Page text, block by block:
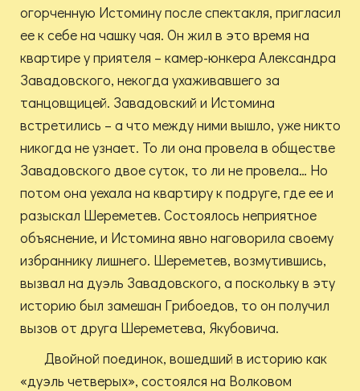
огорченную Истомину после спектакля, пригласил
ее к себе на чашку чая. Он жил в это время на
квартире у приятеля – камер-юнкера Александра
Завадовского, некогда ухаживавшего за
танцовщицей. Завадовский и Истомина
встретились – а что между ними вышло, уже никто
никогда не узнает. То ли она провела в обществе
Завадовского двое суток, то ли не провела… Но
потом она уехала на квартиру к подруге, где ее и
разыскал Шереметев. Состоялось неприятное
объяснение, и Истомина явно наговорила своему
избраннику лишнего. Шереметев, возмутившись,
вызвал на дуэль Завадовского, а поскольку в эту
историю был замешан Грибоедов, то он получил
вызов от друга Шереметева, Якубовича.
Двойной поединок, вошедший в историю как
«дуэль четверых», состоялся на Волковом